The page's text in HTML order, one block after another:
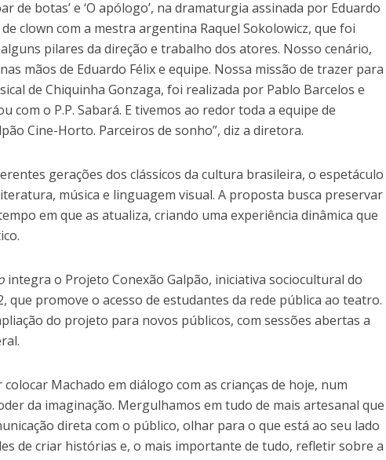
de botas’ e ‘O apólogo’, na dramaturgia assinada por Eduardo
clown com a mestra argentina Raquel Sokolowicz, que foi
pilares da direção e trabalho dos atores. Nosso cenário,
mãos de Eduardo Félix e equipe. Nossa missão de trazer para
de Chiquinha Gonzaga, foi realizada por Pablo Barcelos e
com o P.P. Sabará. E tivemos ao redor toda a equipe de
Cine-Horto. Parceiros de sonho”, diz a diretora.
gerações dos clássicos da cultura brasileira, o espetáculo
música e linguagem visual. A proposta busca preservar
em que as atualiza, criando uma experiência dinâmica que
integra o Projeto Conexão Galpão, iniciativa sociocultural do
que promove o acesso de estudantes da rede pública ao teatro.
do projeto para novos públicos, com sessões abertas a
Machado em diálogo com as crianças de hoje, num
da imaginação. Mergulhamos em tudo de mais artesanal que
direta com o público, olhar para o que está ao seu lado
de criar histórias e, o mais importante de tudo, refletir sobre a